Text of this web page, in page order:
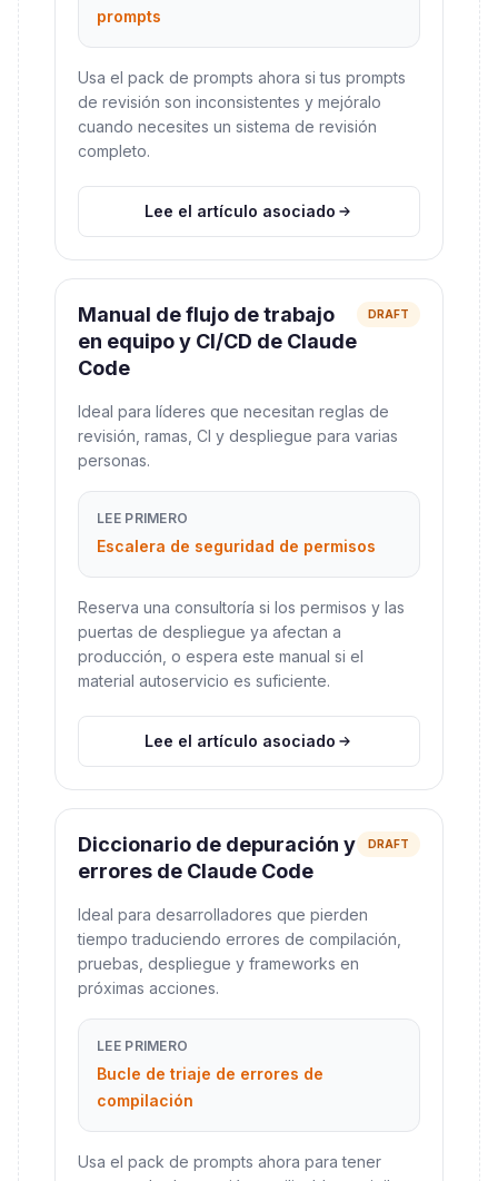
prompts
Usa el pack de prompts ahora si tus prompts
de revisión son inconsistentes y mejóralo
cuando necesites un sistema de revisión
completo.
Lee el artículo asociado
Manual de flujo de trabajo
en equipo y CI/CD de Claude
Code
DRAFT
Ideal para líderes que necesitan reglas de
revisión, ramas, CI y despliegue para varias
personas.
LEE PRIMERO
Escalera de seguridad de permisos
Reserva una consultoría si los permisos y las
puertas de despliegue ya afectan a
producción, o espera este manual si el
material autoservicio es suficiente.
Lee el artículo asociado
Diccionario de depuración y
errores de Claude Code
DRAFT
Ideal para desarrolladores que pierden
tiempo traduciendo errores de compilación,
pruebas, despliegue y frameworks en
próximas acciones.
LEE PRIMERO
Bucle de triaje de errores de
compilación
Usa el pack de prompts ahora para tener